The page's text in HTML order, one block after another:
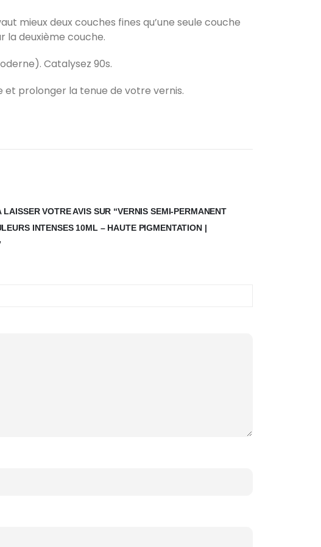
mieux deux couches fines qu’une seule couche
la deuxième couche.
Catalysez 90s.
et prolonger la tenue de votre vernis.
VOTRE AVIS SUR “VERNIS SEMI-PERMANENT
INTENSES 10ML – HAUTE PIGMENTATION |